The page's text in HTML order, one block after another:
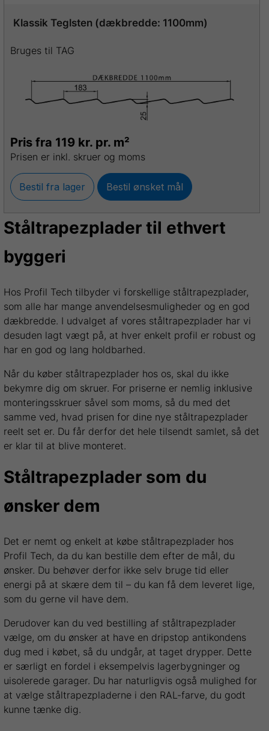
Klassik Teglsten (dækbredde: 1100mm)
Bruges til TAG
Pris fra 119 kr. pr. m²
Prisen er inkl. skruer og moms
Bestil fra lager Bestil ønsket mål
Ståltrapezplader til ethvert
byggeri
Hos Profil Tech tilbyder vi forskellige ståltrapezplader,
som alle har mange anvendelsesmuligheder og en god
dækbredde. I udvalget af vores ståltrapezplader har vi
desuden lagt vægt på, at hver enkelt profil er robust og
har en god og lang holdbarhed.
Når du køber ståltrapezplader hos os, skal du ikke
bekymre dig om skruer. For priserne er nemlig inklusive
monteringsskruer såvel som moms, så du med det
samme ved, hvad prisen for dine nye ståltrapezplader
reelt set er. Du får derfor det hele tilsendt samlet, så det
er klar til at blive monteret.
Ståltrapezplader som du
ønsker dem
Det er nemt og enkelt at købe ståltrapezplader hos
Profil Tech, da du kan bestille dem efter de mål, du
ønsker. Du behøver derfor ikke selv bruge tid eller
energi på at skære dem til – du kan få dem leveret lige,
som du gerne vil have dem.
Derudover kan du ved bestilling af ståltrapezplader
vælge, om du ønsker at have en dripstop antikondens
dug med i købet, så du undgår, at taget drypper. Dette
er særligt en fordel i eksempelvis lagerbygninger og
uisolerede garager. Du har naturligvis også mulighed for
at vælge ståltrapezpladerne i den RAL-farve, du godt
kunne tænke dig.